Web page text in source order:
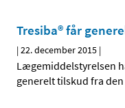
Tresiba® får
|22. december 2015 |
Lægemiddelstyrelsen
generelt tilskud fra den